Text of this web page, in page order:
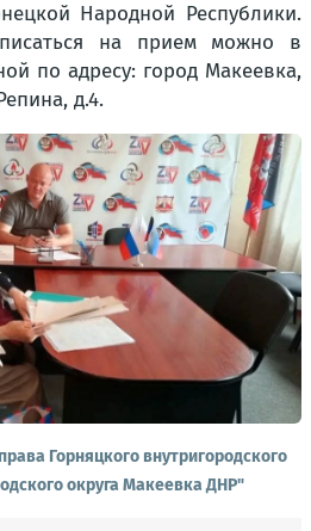
Народной Республики.
на прием можно в
по адресу: город Макеевка,
д.4.
Горняцкого внутригородского
округа Макеевка ДНР"